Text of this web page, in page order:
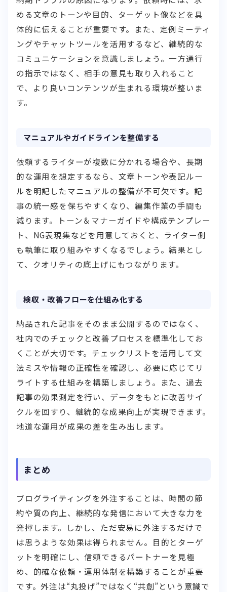
める文章のトーンや目的、ターゲット像などを具
体的に伝えることが重要です。また、定例ミーティ
ングやチャットツールを活用するなど、継続的な
コミュニケーションを意識しましょう。一方通行
の指示ではなく、相手の意見も取り入れること
で、より良いコンテンツが生まれる環境が整いま
す。
マニュアルやガイドラインを整備する
依頼するライターが複数に分かれる場合や、長期
的な運用を想定するなら、文章トーンや表記ルー
ルを明記したマニュアルの整備が不可欠です。記
事の統一感を保ちやすくなり、編集作業の手間も
減ります。トーン＆マナーガイドや構成テンプレー
ト、NG表現集などを用意しておくと、ライター側
も執筆に取り組みやすくなるでしょう。結果とし
て、クオリティの底上げにもつながります。
検収・改善フローを仕組み化する
納品された記事をそのまま公開するのではなく、
社内でのチェックと改善プロセスを標準化してお
くことが大切です。チェックリストを活用して文
法ミスや情報の正確性を確認し、必要に応じてリ
ライトする仕組みを構築しましょう。また、過去
記事の効果測定を行い、データをもとに改善サイ
クルを回すり、継続的な成果向上が実現できます。
地道な運用が成果の差を生み出します。
まとめ
ブログライティングを外注することは、時間の節
約や質の向上、継続的な発信において大きな力を
発揮します。しかし、ただ安易に外注するだけで
は思うような効果は得られません。目的とターゲ
ットを明確にし、信頼できるパートナーを見極
め、的確な依頼・運用体制を構築することが重要
です。外注は“丸投げ”ではなく“共創”という意識で